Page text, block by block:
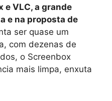
e VLC, a grande
e na proposta de
ser quase um
com dezenas de
o Screenbox
mais limpa, enxuta